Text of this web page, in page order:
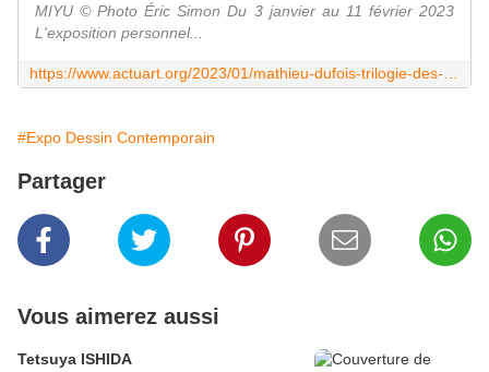
MIYU © Photo Éric Simon Du 3 janvier au 11 février 2023
L'exposition personnel...
#Expo Dessin Contemporain
Partager
Vous aimerez aussi
Tetsuya ISHIDA